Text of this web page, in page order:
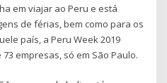
em viajar ao Peru e está
de férias, bem como para os
país, a Peru Week 2019
empresas, só em São Paulo.